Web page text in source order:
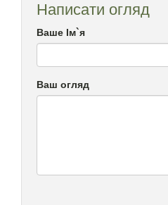
Написати огляд
Ваше Ім`я
Ваш огляд